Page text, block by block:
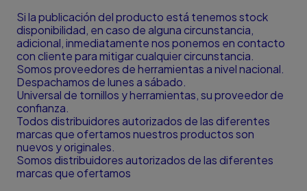
Si la publicación del producto está tenemos stock
disponibilidad, en caso de alguna circunstancia,
adicional, inmediatamente nos ponemos en contacto
con cliente para mitigar cualquier circunstancia.
Somos proveedores de herramientas a nivel nacional.
Despachamos de lunes a sábado.
Universal de tornillos y herramientas, su proveedor de
confianza.
Todos distribuidores autorizados de las diferentes
marcas que ofertamos nuestros productos son
nuevos y originales.
Somos distribuidores autorizados de las diferentes
marcas que ofertamos